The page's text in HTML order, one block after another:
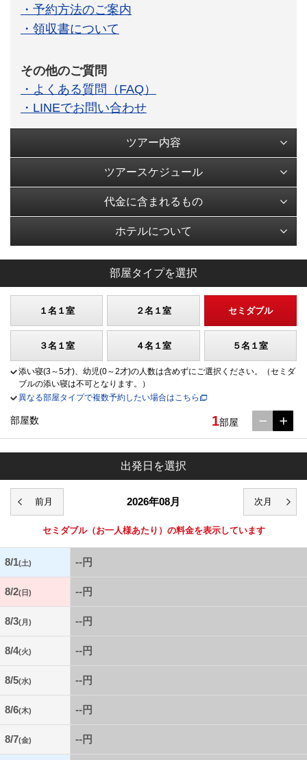
・予約方法のご案内
・領収書について
その他のご質問
・よくある質問（FAQ）
・LINEでお問い合わせ
ツアー内容
ツアースケジュール
代金に含まれるもの
ホテルについて
部屋タイプを選択
１名１室 ２名１室 セミダブル
３名１室 ４名１室 ５名１室
添い寝(3～5才)、幼児(0～2才)の人数は含めずにご選択ください。（セミダ
ブルの添い寝は不可となります。）
異なる部屋タイプで複数予約したい場合はこちら
部屋数 1部屋
出発日を選択
2026年08月
セミダブル（お一人様あたり）の料金を表示しています
8/1(土) --円
8/2(日) --円
8/3(月) --円
8/4(火) --円
8/5(水) --円
8/6(木) --円
8/7(金) --円